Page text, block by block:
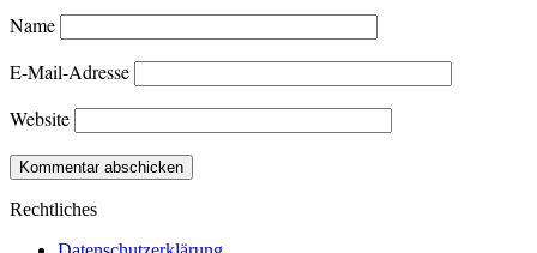
Name
E-Mail-Adresse
Website
Rechtliches